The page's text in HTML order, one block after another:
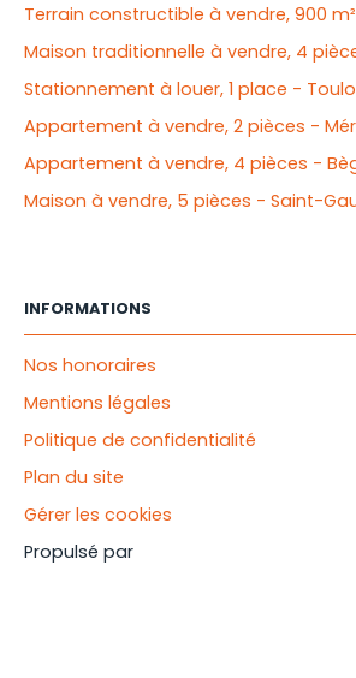
Terrain constructible à vendre, 900
Maison traditionnelle à vendre, 4
Stationnement à louer, 1 place -
Appartement à vendre, 2 pièces -
Appartement à vendre, 4 pièces -
Maison à vendre, 5 pièces - Saint-
INFORMATIONS
Nos honoraires
Mentions légales
Politique de confidentialité
Plan du site
Gérer les cookies
Propulsé par